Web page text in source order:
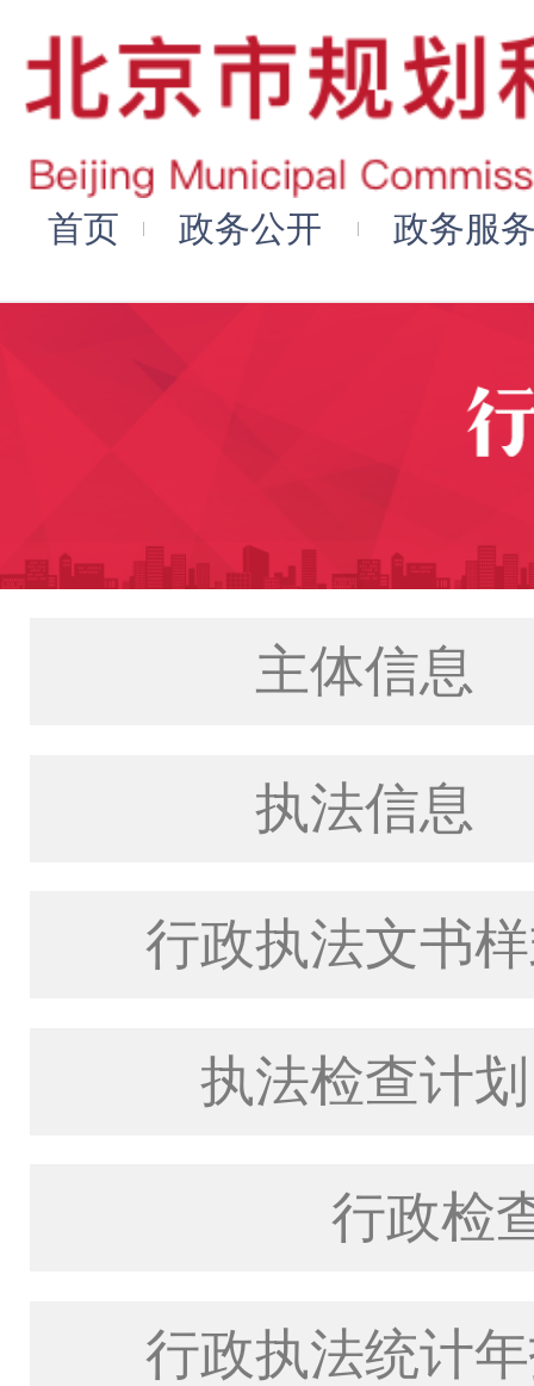
主体信息
执法信息
行政执法文书
执法检查计划
行政检
行政执法统计